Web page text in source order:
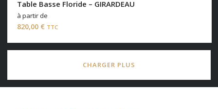
Table Basse Floride – GIRARDEAU
à partir de
820,00 € TTC
CHARGER PLUS